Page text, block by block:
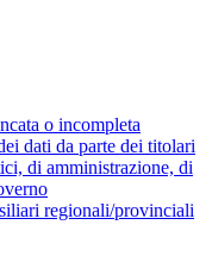
o incompleta
dati da parte dei titolari
di amministrazione, di
regionali/provinciali